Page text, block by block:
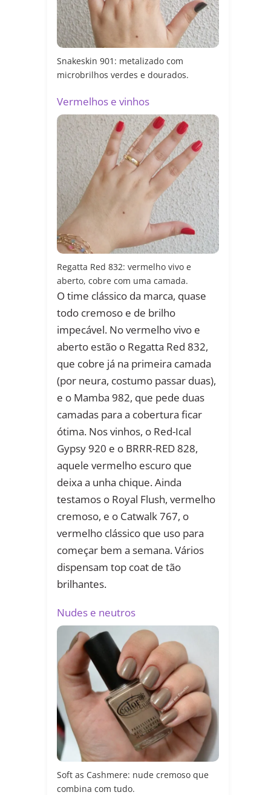
Snakeskin 901: metalizado com
microbrilhos verdes e dourados.
Vermelhos e vinhos
Regatta Red 832: vermelho vivo e
aberto, cobre com uma camada.
O time clássico da marca, quase
todo cremoso e de brilho
impecável. No vermelho vivo e
aberto estão o Regatta Red 832,
que cobre já na primeira camada
(por neura, costumo passar duas),
e o Mamba 982, que pede duas
camadas para a cobertura ficar
ótima. Nos vinhos, o Red-Ical
Gypsy 920 e o BRRR-RED 828,
aquele vermelho escuro que
deixa a unha chique. Ainda
testamos o Royal Flush, vermelho
cremoso, e o Catwalk 767, o
vermelho clássico que uso para
começar bem a semana. Vários
dispensam top coat de tão
brilhantes.
Nudes e neutros
Soft as Cashmere: nude cremoso que
combina com tudo.